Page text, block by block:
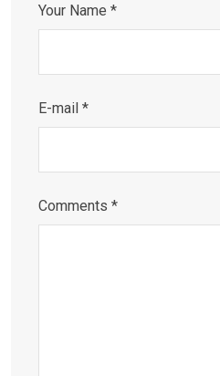
Your Name *
E-mail *
Comments *